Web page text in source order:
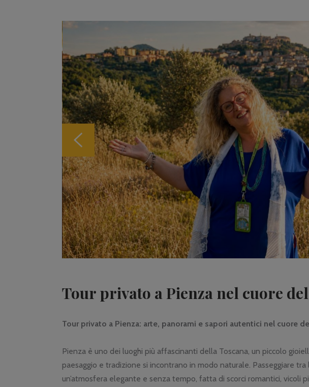
Tour privato a Pienza nel cuore
Tour privato a Pienza: arte, panorami e sapori autentici nel cuore
Pienza è uno dei luoghi più affascinanti della Toscana, un piccolo
paesaggio e tradizione si incontrano in modo naturale. Passeggiare
un’atmosfera elegante e senza tempo, fatta di scorci romantici, vicoli